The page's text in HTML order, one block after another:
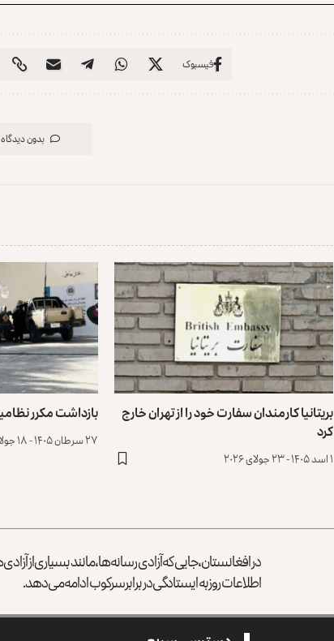
فیسبوک
بدون دیدگاه
بریتانیا کارمندان سفارت خود را از تهران خارج
کرد
۱ اسد ۱۴۰۵ - ۲۳ جولای ۲۰۲۶
بازداشت مکرر
۲۷ سرطان ۱۴۰۵ - ۱۸ جولای ۲۰۲۶
در افغانستان، جایی که آزادی رسانه‌ها، مانند بسیاری از
اطلاعات روز به ایستادگی در برابر سرکوب ادامه می‌دهد.